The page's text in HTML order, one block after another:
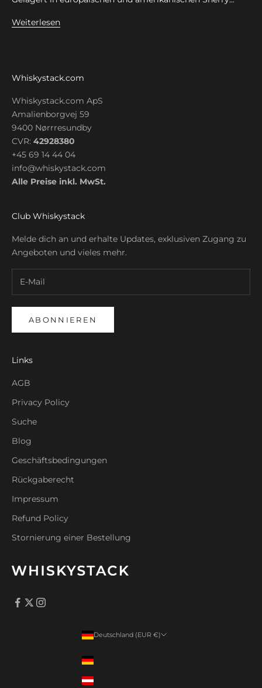
Weiterlesen
Whiskystack.com
Whiskystack.com ApS
Amalienborgvej 59
9400 Nørrresundby
CVR: 42928380
+45 69 14 44 04
info@whiskystack.com
Alle Preise inkl. MwSt.
Club Whiskystack
Melde dich an und erhalte Updates, exklusiven Zugang zu
Angeboten und vieles mehr.
ABONNIEREN
Links
AGB
Privacy Policy
Suche
Blog
Geschäftsbedingungen
Rückgaberecht
Impressum
Refund Policy
Stornierung einer Bestellung
Deutschland (EUR €)